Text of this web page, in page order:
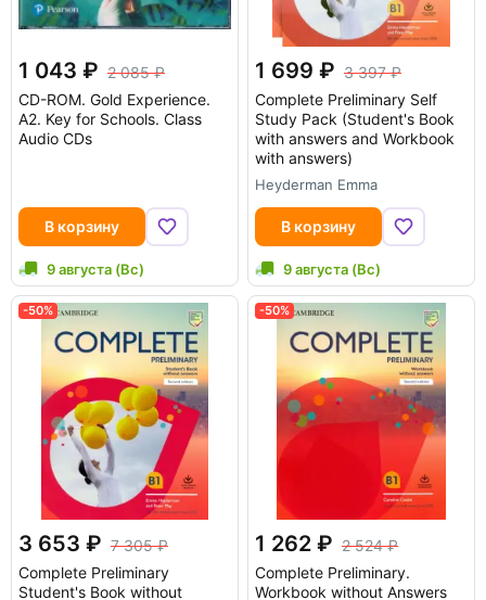
1 043
2 085
CD-ROM. Gold Experience.
A2. Key for Schools. Class
Audio CDs
В корзину
9 августа (Вс)
1 699
3 397
Complete Preliminary Self
Study Pack (Student's Book
with answers and Workbook
with answers)
Heyderman Emma
В корзину
9 августа (Вс)
-50%
3 653
7 305
Complete Preliminary
Student's Book without
-50%
1 262
2 524
Complete Preliminary.
Workbook without Answers